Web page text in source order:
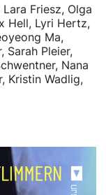
Friesz, Olga
Hell, Lyri Hertz,
Ma,
Sarah Pleier,
Nana
Kristin Wadlig,